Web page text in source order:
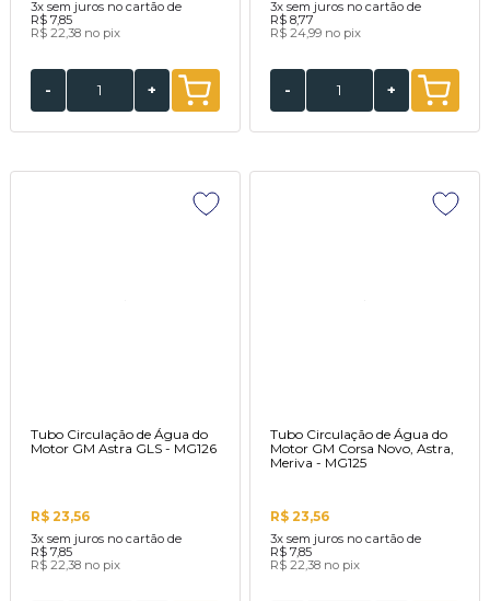
3x sem juros no cartão de
R$ 7,85
R$ 22,38 no pix
- +
3x sem juros no cartão de
R$ 8,77
R$ 24,99 no pix
- +
Tubo Circulação de Água do
Motor GM Astra GLS - MG126
R$ 23,56
3x sem juros no cartão de
R$ 7,85
R$ 22,38 no pix
Tubo Circulação de Água do
Motor GM Corsa Novo, Astra,
Meriva - MG125
R$ 23,56
3x sem juros no cartão de
R$ 7,85
R$ 22,38 no pix